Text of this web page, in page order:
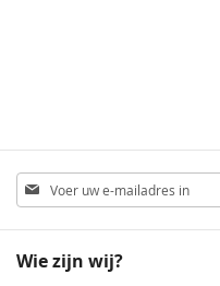
Abonneer
u
op
nieuwsbrief
Wie zijn wij?